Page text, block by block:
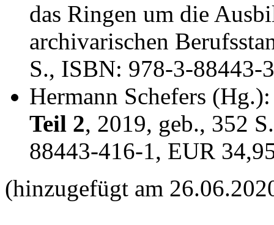
das Ringen um die
archivarischen
S., ISBN: 978-3-
Hermann Schefers
Teil 2, 2019, geb., 352
88443-416-1, EUR
(hinzugefügt am